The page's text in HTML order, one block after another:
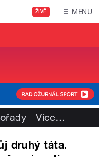
ŽIVĚ MENU
Více…
druhý táta.